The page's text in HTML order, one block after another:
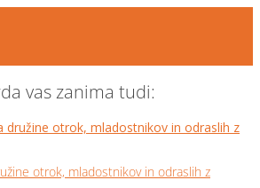
vas zanima tudi:
otrok, mladostnikov in odraslih z